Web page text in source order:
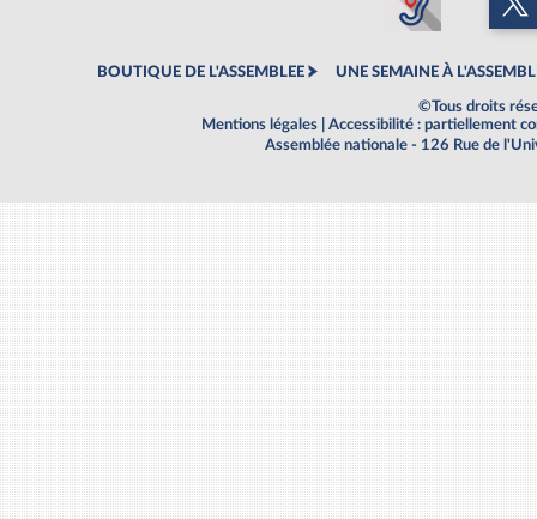
BOUTIQUE DE L'ASSEMBLEE UNE SEMAINE À
©Tous droits
Mentions légales
Accessibilité : partiellement
Assemblée nationale - 126 Rue de